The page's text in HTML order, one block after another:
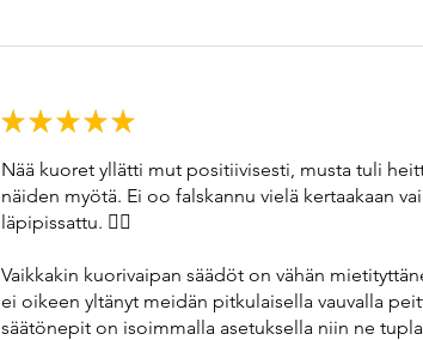
★ ★ ★ ★ ★
Nää kuoret yllätti mut positiivisesti, musta tuli
näiden myötä. Ei oo falskannu vielä kertaakaan
läpipissattu. 👌🏼
Vaikkakin kuorivaipan säädöt on vähän
ei oikeen yltänyt meidän pitkulaisella vauvalla
säätönepit on isoimmalla asetuksella niin ne